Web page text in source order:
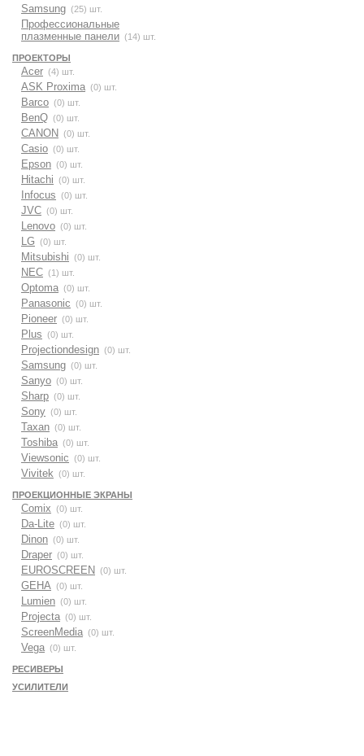
Samsung (25) шт.
Профессиональные
плазменные панели (14) шт.
ПРОЕКТОРЫ
Acer (4) шт.
ASK Proxima (0) шт.
Barco (0) шт.
BenQ (0) шт.
CANON (0) шт.
Casio (0) шт.
Epson (0) шт.
Hitachi (0) шт.
Infocus (0) шт.
JVC (0) шт.
Lenovo (0) шт.
LG (0) шт.
Mitsubishi (0) шт.
NEC (1) шт.
Optoma (0) шт.
Panasonic (0) шт.
Pioneer (0) шт.
Plus (0) шт.
Projectiondesign (0) шт.
Samsung (0) шт.
Sanyo (0) шт.
Sharp (0) шт.
Sony (0) шт.
Taxan (0) шт.
Toshiba (0) шт.
Viewsonic (0) шт.
Vivitek (0) шт.
ПРОЕКЦИОННЫЕ ЭКРАНЫ
Comix (0) шт.
Da-Lite (0) шт.
Dinon (0) шт.
Draper (0) шт.
EUROSCREEN (0) шт.
GEHA (0) шт.
Lumien (0) шт.
Projecta (0) шт.
ScreenMedia (0) шт.
Vega (0) шт.
РЕСИВЕРЫ
УСИЛИТЕЛИ